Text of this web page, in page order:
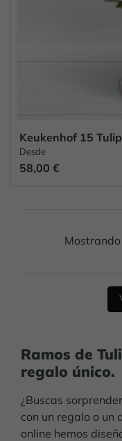
Keukenhof 15
Desde
58,00 €
Ramos de
regalo único.
¿Buscas
con un regalo o un
online hemos